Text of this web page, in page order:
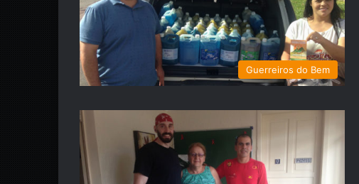
Guerreiros do Bem